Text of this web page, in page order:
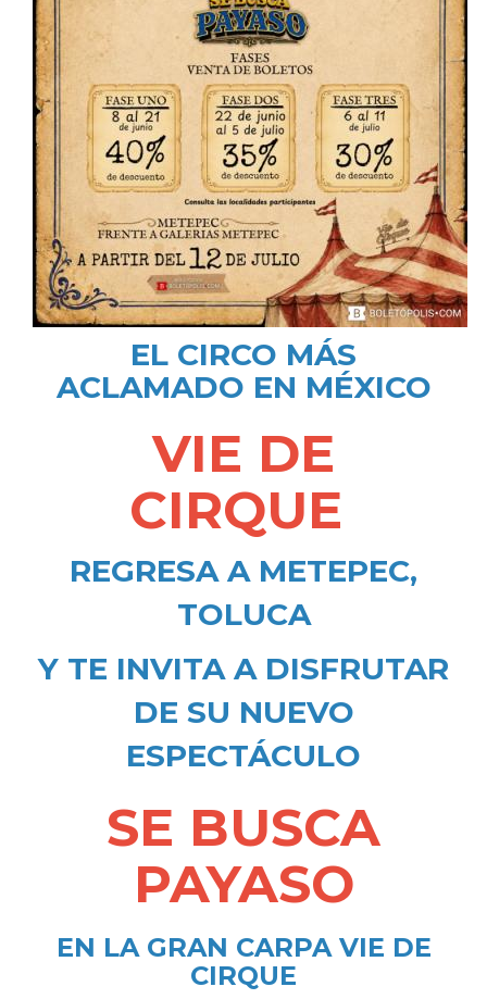
EL CIRCO MÁS
ACLAMADO EN MÉXICO
VIE DE
CIRQUE
REGRESA A METEPEC,
TOLUCA
Y TE INVITA A DISFRUTAR
DE SU NUEVO
ESPECTÁCULO
SE BUSCA
PAYASO
EN LA GRAN CARPA VIE DE
CIRQUE